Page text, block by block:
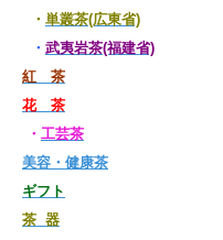
・ 単叢茶(広東省)
・ 武夷岩茶(福建省)
紅 茶
花 茶
・ 工芸茶
美容・健康茶
ギフト
茶 器